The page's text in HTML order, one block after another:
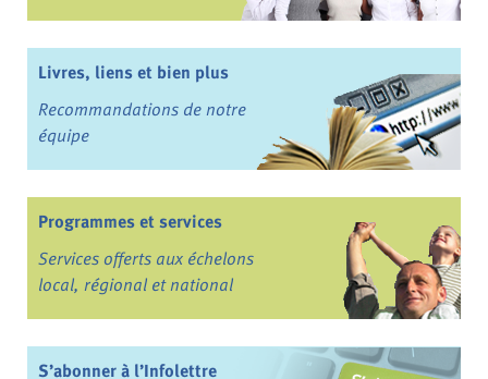
Livres, liens et bien plus
Recommandations de notre
équipe
Programmes et services
Services offerts aux échelons
local, régional et national
S’abonner à l’Infolettre